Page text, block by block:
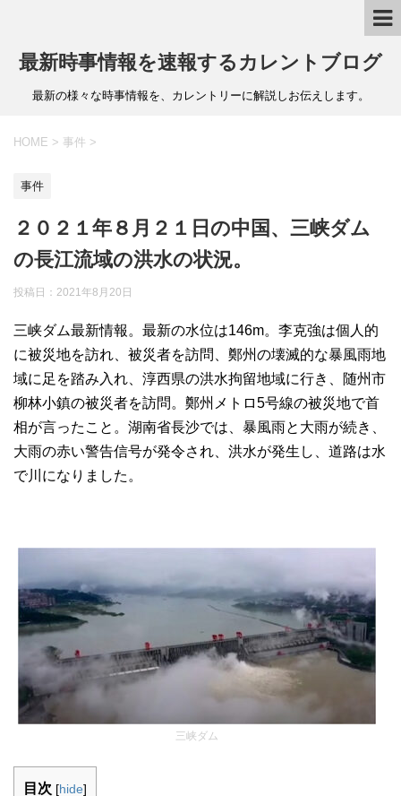
最新時事情報を速報するカレントブログ
最新の様々な時事情報を、カレントリーに解説しお伝えします。
HOME > 事件 >
事件
２０２１年８月２１日の中国、三峡ダム
の長江流域の洪水の状況。
投稿日： 2021年8月20日
三峡ダム最新情報。最新の水位は146m。李克強は個人的
に被災地を訪れ、被災者を訪問、鄭州の壊滅的な暴風雨地
域に足を踏み入れ、淳西県の洪水拘留地域に行き、随州市
柳林小鎮の被災者を訪問。鄭州メトロ5号線の被災地で首
相が言ったこと。湖南省長沙では、暴風雨と大雨が続き、
大雨の赤い警告信号が発令され、洪水が発生し、道路は水
で川になりました。
三峡ダム
目次 [hide]